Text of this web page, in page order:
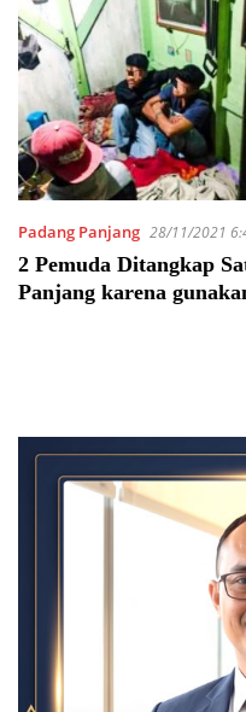
Padang Panjang 28/11/2021
2 Pemuda Ditangkap
Panjang karena